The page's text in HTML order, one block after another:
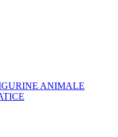
ANIMALE